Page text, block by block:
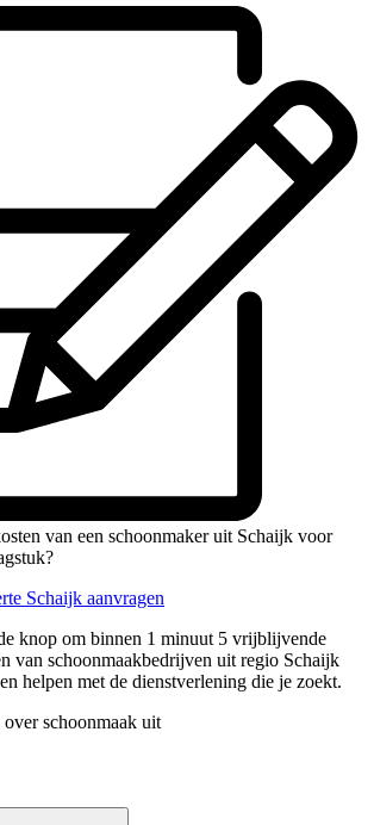
van een schoonmaker uit Schaijk voor
Schaijk aanvragen
knop om binnen 1 minuut 5 vrijblijvende
van schoonmaakbedrijven uit regio Schaijk
helpen met de dienstverlening die je zoekt.
over schoonmaak uit